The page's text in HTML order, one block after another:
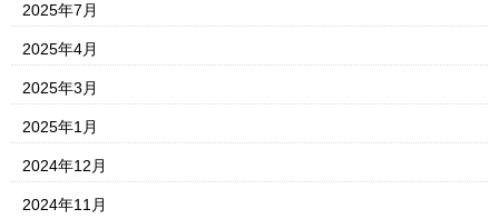
2025年7月
2025年4月
2025年3月
2025年1月
2024年12月
2024年11月